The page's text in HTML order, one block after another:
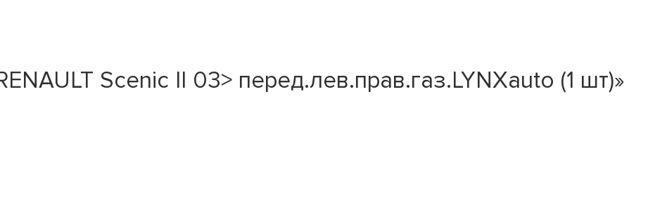
Scenic II 03> перед.лев.прав.газ.LYNXauto (1 шт)»